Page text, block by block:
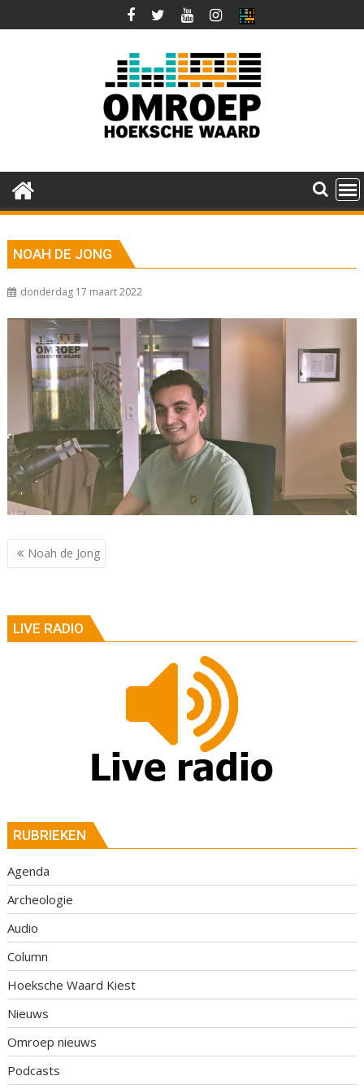
naar
NOAH DE JONG
donderdag 17 maart 2022
Berichtnavigatie
Noah de Jong
LIVE RADIO
RUBRIEKEN
Agenda
Archeologie
Audio
Column
Hoeksche Waard Kiest
Nieuws
Omroep nieuws
Podcasts